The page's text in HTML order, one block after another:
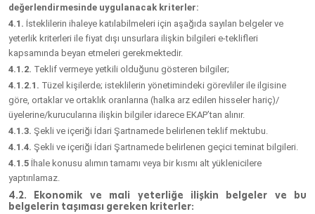
değerlendirmesinde uygulanacak kriterler:
4.1. İsteklilerin ihaleye katılabilmeleri için aşağıda sayılan belgeler ve
yeterlik kriterleri ile fiyat dışı unsurlara ilişkin bilgileri e-teklifleri
kapsamında beyan etmeleri gerekmektedir.
4.1.2. Teklif vermeye yetkili olduğunu gösteren bilgiler;
4.1.2.1. Tüzel kişilerde; isteklilerin yönetimindeki görevliler ile ilgisine
göre, ortaklar ve ortaklık oranlarına (halka arz edilen hisseler hariç)/
üyelerine/kurucularına ilişkin bilgiler idarece EKAP’tan alınır.
4.1.3. Şekli ve içeriği İdari Şartnamede belirlenen teklif mektubu.
4.1.4. Şekli ve içeriği İdari Şartnamede belirlenen geçici teminat bilgileri.
4.1.5 İhale konusu alımın tamamı veya bir kısmı alt yüklenicilere
yaptırılamaz.
4.2. Ekonomik ve mali yeterliğe ilişkin belgeler ve bu
belgelerin taşıması gereken kriterler: